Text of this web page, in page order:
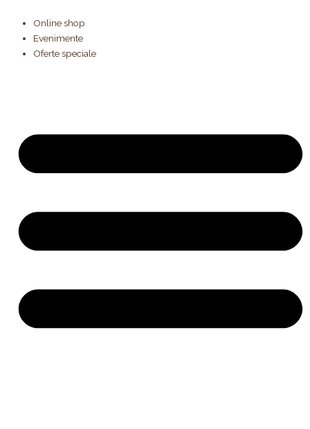
content
Online shop
Evenimente
Oferte speciale
search
Black
Forest